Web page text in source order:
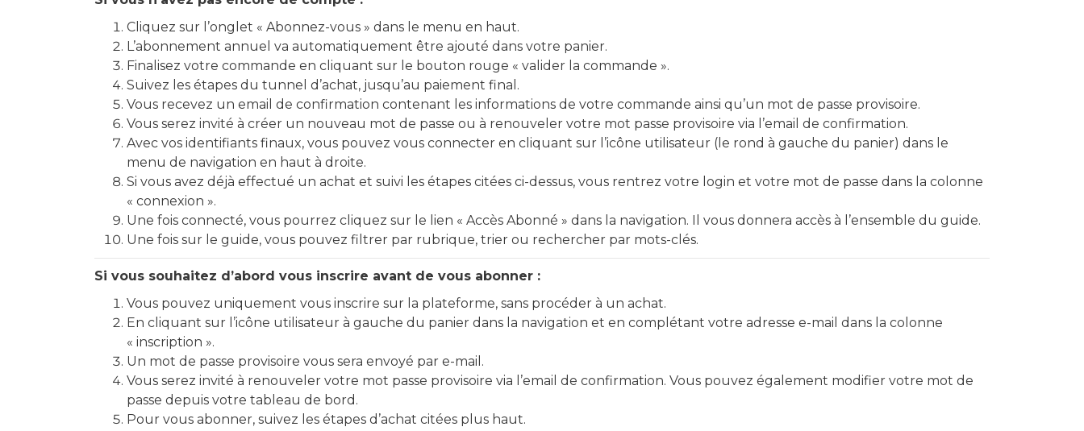
Cliquez sur l’onglet « Abonnez-vous » dans le menu en haut.
L’abonnement annuel va automatiquement être ajouté dans votre panier.
Finalisez votre commande en cliquant sur le bouton rouge « valider la commande ».
Suivez les étapes du tunnel d’achat, jusqu’au paiement final.
Vous recevez un email de confirmation contenant les informations de votre commande ainsi qu’un mot de passe provisoire.
Vous serez invité à créer un nouveau mot de passe ou à renouveler votre mot passe provisoire via l’email de confirmation.
Avec vos identifiants finaux, vous pouvez vous connecter en cliquant sur l’icône utilisateur (le rond à gauche du panier) dans le
menu de navigation en haut à droite.
Si vous avez déjà effectué un achat et suivi les étapes citées ci-dessus, vous rentrez votre login et votre mot de passe dans la colonne
« connexion ».
Une fois connecté, vous pourrez cliquez sur le lien « Accès Abonné » dans la navigation. Il vous donnera accès à l’ensemble du guide.
Une fois sur le guide, vous pouvez filtrer par rubrique, trier ou rechercher par mots-clés.
Si vous souhaitez d’abord vous inscrire avant de vous abonner :
Vous pouvez uniquement vous inscrire sur la plateforme, sans procéder à un achat.
En cliquant sur l’icône utilisateur à gauche du panier dans la navigation et en complétant votre adresse e-mail dans la colonne
« inscription ».
Un mot de passe provisoire vous sera envoyé par e-mail.
Vous serez invité à renouveler votre mot passe provisoire via l’email de confirmation. Vous pouvez également modifier votre mot de
passe depuis votre tableau de bord.
Pour vous abonner, suivez les étapes d’achat citées plus haut.